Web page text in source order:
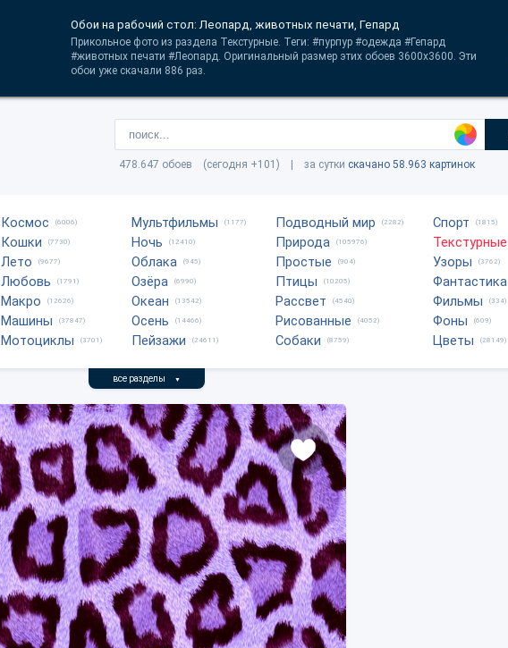
Обои на рабочий стол: Леопард, животных печати, Гепард
Прикольное фото из раздела Текстурные. Теги: #пурпур #одежда #Гепард
#животных печати #Леопард. Оригинальный размер этих обоев 3600x3600. Эти
обои уже скачали 886 раз.
478.647 обоев (сегодня +101) | за сутки скачано 58.963 картинок
Космос (6006)
Кошки (7730)
Лето (9677)
Любовь (1791)
Макро (12626)
Машины (37847)
Мотоциклы (3701)
Мультфильмы (1177)
Ночь (12410)
Облака (945)
Озёра (6990)
Океан (13542)
Осень (14466)
Пейзажи (24611)
Подводный мир (2282)
Природа (105976)
Простые (904)
Птицы (10205)
Рассвет (4540)
Рисованные (4052)
Собаки (8759)
Спорт (1815)
Текстурные
Узоры (3762)
Фантастика
Фильмы (334)
Фоны (609)
Цветы (28149)
все разделы ▼